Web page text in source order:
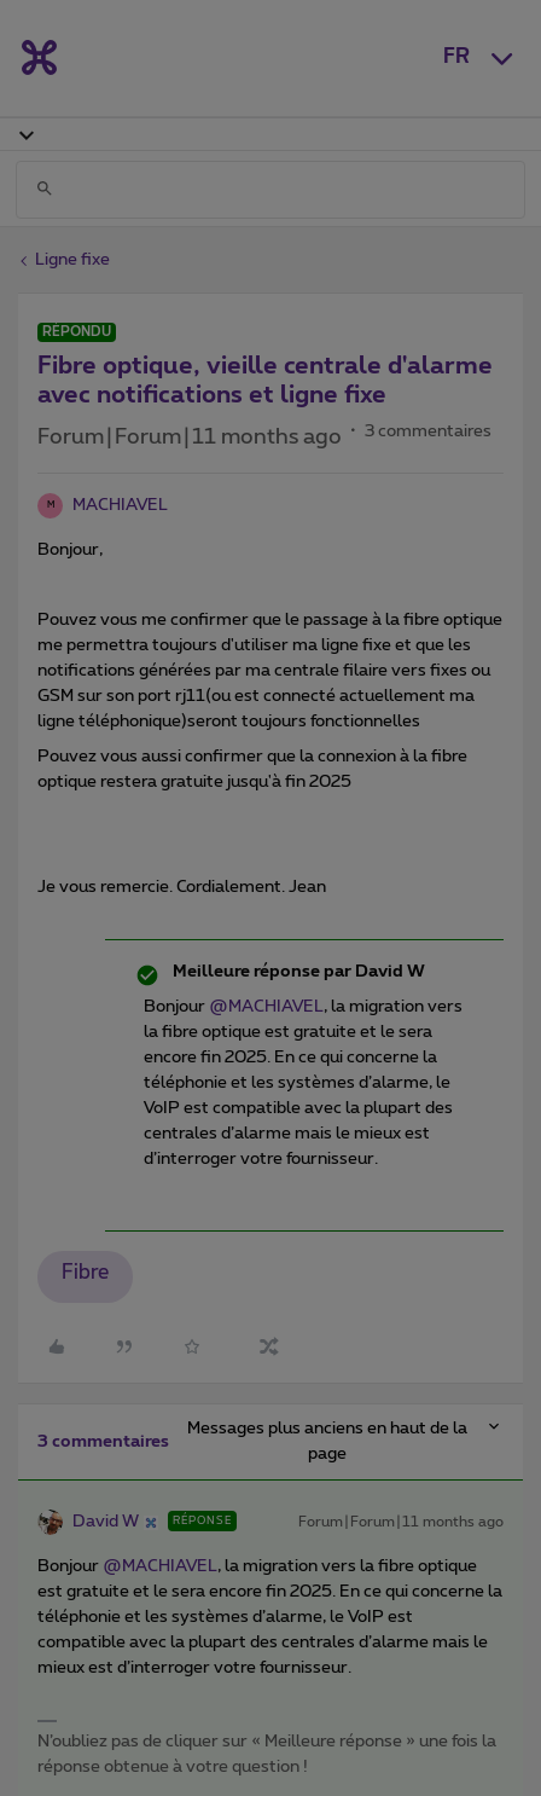
FR
Ligne fixe
RÉPONDU
Fibre optique, vieille centrale d'alarme
avec notifications et ligne fixe
Forum|Forum|11 months ago 3 commentaires
M MACHIAVEL
Bonjour,
Pouvez vous me confirmer que le passage à la fibre optique
me permettra toujours d'utiliser ma ligne fixe et que les
notifications générées par ma centrale filaire vers fixes ou
GSM sur son port rj11(ou est connecté actuellement ma
ligne téléphonique)seront toujours fonctionnelles
Pouvez vous aussi confirmer que la connexion à la fibre
optique restera gratuite jusqu'à fin 2025
Je vous remercie. Cordialement. Jean
Meilleure réponse par David W
Bonjour ​ @MACHIAVEL , la migration vers
la fibre optique est gratuite et le sera
encore fin 2025. En ce qui concerne la
téléphonie et les systèmes d’alarme, le
VoIP est compatible avec la plupart des
centrales d’alarme mais le mieux est
d’interroger votre fournisseur.
Fibre
3 commentaires
Messages plus anciens en haut de la
page
David W RÉPONSE Forum|Forum|11 months ago
Bonjour ​ @MACHIAVEL, la migration vers la fibre optique
est gratuite et le sera encore fin 2025. En ce qui concerne la
téléphonie et les systèmes d’alarme, le VoIP est
compatible avec la plupart des centrales d’alarme mais le
mieux est d’interroger votre fournisseur.
N’oubliez pas de cliquer sur « Meilleure réponse » une fois la
réponse obtenue à votre question !